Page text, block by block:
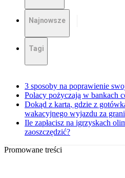
Najnowsze
Tagi
3 sposoby na poprawienie
Polacy pożyczają w bankach
Dokąd z kartą, gdzie z
wakacyjnego wyjazdu za
Ile zapłacisz na igrzyskach
zaoszczędzić?
Promowane treści